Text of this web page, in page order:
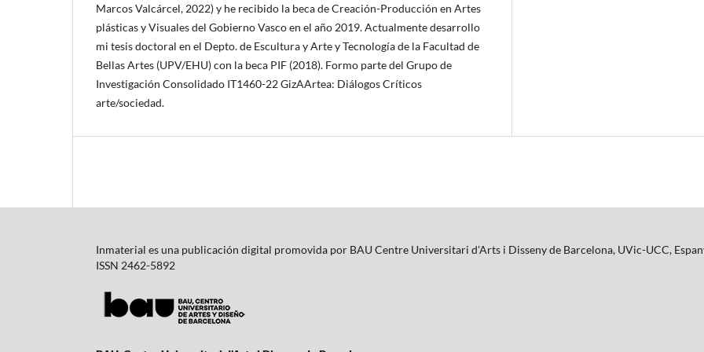
Marcos Valcárcel, 2022) y he recibido la beca de Creación-Producción en Artes
plásticas y Visuales del Gobierno Vasco en el año 2019. Actualmente desarrollo
mi tesis doctoral en el Depto. de Escultura y Arte y Tecnología de la Facultad de
Bellas Artes (UPV/EHU) con la beca PIF (2018). Formo parte del Grupo de
Investigación Consolidado IT1460-22 GizAArtea: Diálogos Críticos
arte/sociedad.
Inmaterial es una publicación digital promovida por BAU Centre Universitari d'Arts i Disseny de Barcelona, UVic-UCC,
ISSN 2462-5892